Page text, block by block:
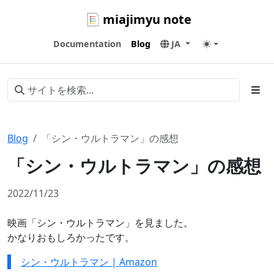
miajimyu note
Documentation Blog JA
Blog 「シン・ウルトラマン」の感想
「シン・ウルトラマン」の感想
2022/11/23
映画「シン・ウルトラマン」を見ました。
かなりおもしろかったです。
シン・ウルトラマン | Amazon